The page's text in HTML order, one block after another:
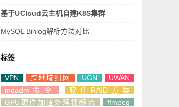
基于UCloud云主机自建K8S集群
MySQL Binlog解析方法对比
标签
VPN 跨地域组网 UGN
UWAN
mdadm命令
软件RAID方案
GPU硬件加速处理视频流
ffmpeg